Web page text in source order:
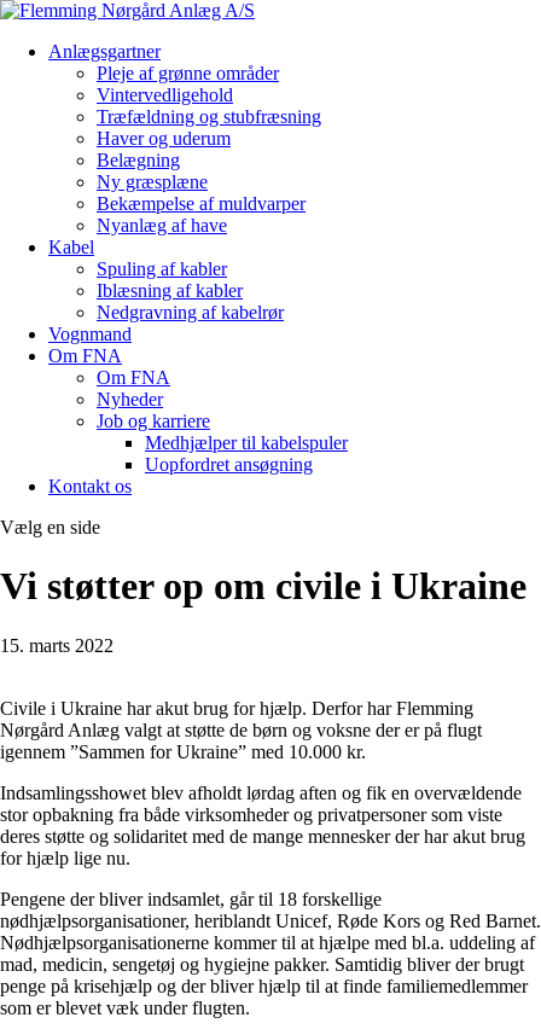
Anlægsgartner
Pleje af grønne områder
Vintervedligehold
Træfældning og stubfræsning
Haver og uderum
Belægning
Ny græsplæne
Bekæmpelse af muldvarper
Nyanlæg af have
Kabel
Spuling af kabler
Iblæsning af kabler
Nedgravning af kabelrør
Vognmand
Om FNA
Om FNA
Nyheder
Job og karriere
Medhjælper til kabelspuler
Uopfordret ansøgning
Kontakt os
Vælg en side
Vi støtter op om civile i Ukraine
15. marts 2022
Civile i Ukraine har akut brug for hjælp. Derfor har Flemming
Nørgård Anlæg valgt at støtte de børn og voksne der er på flugt
igennem ”Sammen for Ukraine” med 10.000 kr.
Indsamlingsshowet blev afholdt lørdag aften og fik en overvældende
stor opbakning fra både virksomheder og privatpersoner som viste
deres støtte og solidaritet med de mange mennesker der har akut brug
for hjælp lige nu.
Pengene der bliver indsamlet, går til 18 forskellige
nødhjælpsorganisationer, heriblandt Unicef, Røde Kors og Red Barnet.
Nødhjælpsorganisationerne kommer til at hjælpe med bl.a. uddeling af
mad, medicin, sengetøj og hygiejne pakker. Samtidig bliver der brugt
penge på krisehjælp og der bliver hjælp til at finde familiemedlemmer
som er blevet væk under flugten.